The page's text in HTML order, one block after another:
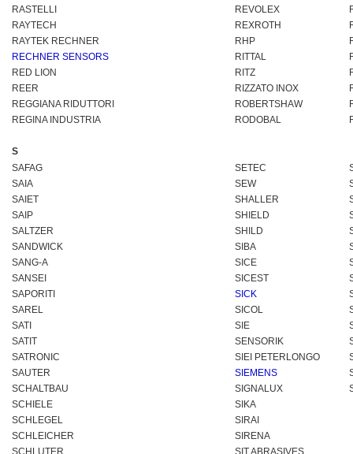
RASTELLI
REVOLEX
RAYTECH
REXROTH
RAYTEK RECHNER
RHP
RECHNER SENSORS
RITTAL
RED LION
RITZ
REER
RIZZATO INOX
REGGIANA RIDUTTORI
ROBERTSHAW
REGINA INDUSTRIA
RODOBAL
S
SAFAG
SETEC
SAIA
SEW
SAIET
SHALLER
SAIP
SHIELD
SALTZER
SHILD
SANDWICK
SIBA
SANG-A
SICE
SANSEI
SICEST
SAPORITI
SICK
SAREL
SICOL
SATI
SIE
SATIT
SENSORIK
SATRONIC
SIEI PETERLONGO
SAUTER
SIEMENS
SCHALTBAU
SIGNALUX
SCHIELE
SIKA
SCHLEGEL
SIRAI
SCHLEICHER
SIRENA
SCHLUTER
SIT ABRASIVES